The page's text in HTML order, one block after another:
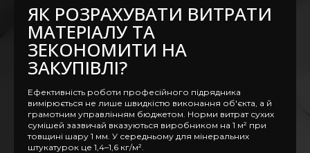
ЯК РОЗРАХУВАТИ ВИТРАТИ
МАТЕРІАЛУ ТА
ЗЕКОНОМИТИ НА
ЗАКУПІВЛІ?
Ефективність роботи професійного підрядника
вимірюється не лише швидкістю виконання об'єкта, а й
грамотним управлінням бюджетом. Норми витрат сухих
сумішей зазвичай вказуються виробником на 1 м² при
товщині шару 1 мм. У середньому для мінеральних
штукатурок це 1,4–1,6 кг/м².